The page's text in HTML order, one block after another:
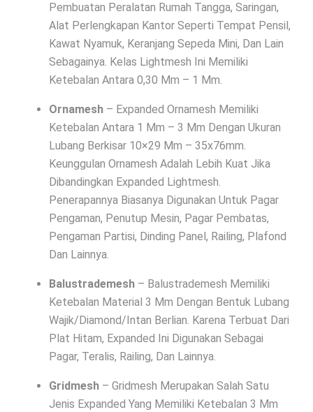
Pembuatan Peralatan Rumah Tangga, Saringan,
Alat Perlengkapan Kantor Seperti Tempat Pensil,
Kawat Nyamuk, Keranjang Sepeda Mini, Dan Lain
Sebagainya. Kelas Lightmesh Ini Memiliki
Ketebalan Antara 0,30 Mm – 1 Mm.
Ornamesh – Expanded Ornamesh Memiliki
Ketebalan Antara 1 Mm – 3 Mm Dengan Ukuran
Lubang Berkisar 10×29 Mm – 35x76mm.
Keunggulan Ornamesh Adalah Lebih Kuat Jika
Dibandingkan Expanded Lightmesh.
Penerapannya Biasanya Digunakan Untuk Pagar
Pengaman, Penutup Mesin, Pagar Pembatas,
Pengaman Partisi, Dinding Panel, Railing, Plafond
Dan Lainnya.
Balustrademesh – Balustrademesh Memiliki
Ketebalan Material 3 Mm Dengan Bentuk Lubang
Wajik/Diamond/Intan Berlian. Karena Terbuat Dari
Plat Hitam, Expanded Ini Digunakan Sebagai
Pagar, Teralis, Railing, Dan Lainnya.
Gridmesh – Gridmesh Merupakan Salah Satu
Jenis Expanded Yang Memiliki Ketebalan 3 Mm